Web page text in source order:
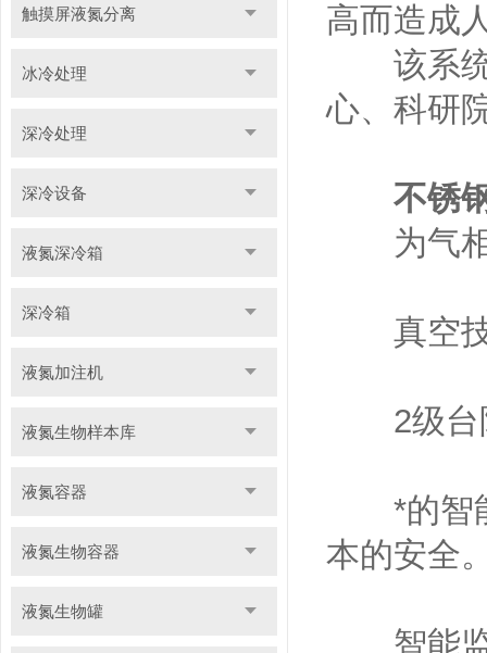
触摸屏液氮分离
冰冷处理
深冷处理
深冷设备
液氮深冷箱
深冷箱
液氮加注机
液氮生物样本库
液氮容器
液氮生物容器
液氮生物罐
高而造成
该系统
心、科研
不锈
为气相
真空技
2级台阶
*的智能
本的安全
智能监